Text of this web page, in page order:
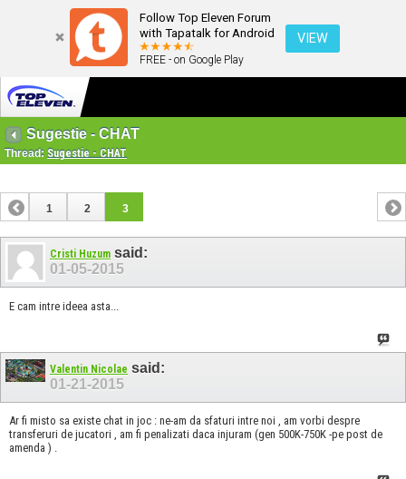
Follow Top Eleven Forum
with Tapatalk for Android
FREE - on Google Play
VIEW
Sugestie - CHAT
Thread: Sugestie - CHAT
1 2 3
Cristi Huzum said:
01-05-2015
E cam intre ideea asta...
Valentin Nicolae said:
01-21-2015
Ar fi misto sa existe chat in joc : ne-am da sfaturi intre noi , am vorbi despre
transferuri de jucatori , am fi penalizati daca injuram (gen 500K-750K -pe post de
amenda ) .